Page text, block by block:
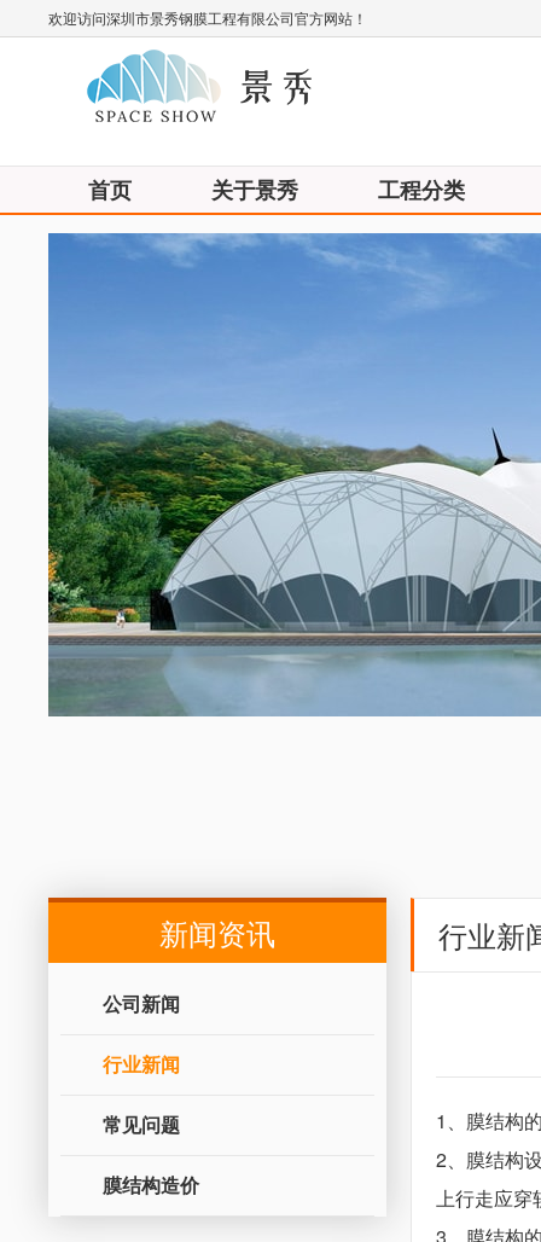
欢迎访问深圳市景秀钢膜工程有限公司官方网站！
首页 关于景秀 工程分类
新闻资讯
公司新闻
行业新闻
常见问题
膜结构造价
行业新
1、 膜结构
2、膜结构
上行走应穿